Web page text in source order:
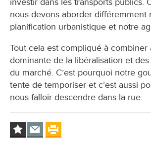
nous devons aborder différemment
planification urbanistique et notre
Tout cela est compliqué à combiner
dominante de la libéralisation et
du marché. C’est pourquoi notre
tente de temporiser et c’est aussi
nous falloir descendre dans la rue.